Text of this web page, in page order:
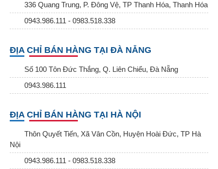
336 Quang Trung, P. Đông Vệ, TP Thanh Hóa, Thanh Hóa
0943.986.111 - 0983.518.338
ĐỊA CHỈ BÁN HÀNG TẠI ĐÀ NẴNG
Số 100 Tôn Đức Thắng, Q. Liên Chiểu, Đà Nẵng
0943.986.111
ĐỊA CHỈ BÁN HÀNG TẠI HÀ NỘI
Thôn Quyết Tiến, Xã Vân Cồn, Huyện Hoài Đức, TP Hà
Nội
0943.986.111 - 0983.518.338